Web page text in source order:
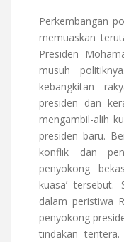
Perkembangan
memuaskan
Presiden
musuh
kebangkitan
presiden dan
mengambil-alih
presiden baru.
konflik dan
penyokong
kuasa’ tersebut.
dalam peristiwa
penyokong
tindakan